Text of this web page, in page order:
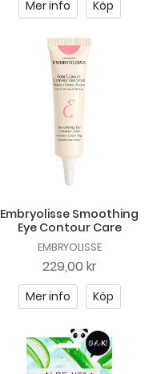
Mer info Köp
Embryolisse Smoothing
Eye Contour Care
EMBRYOLISSE
229,00 kr
Mer info Köp